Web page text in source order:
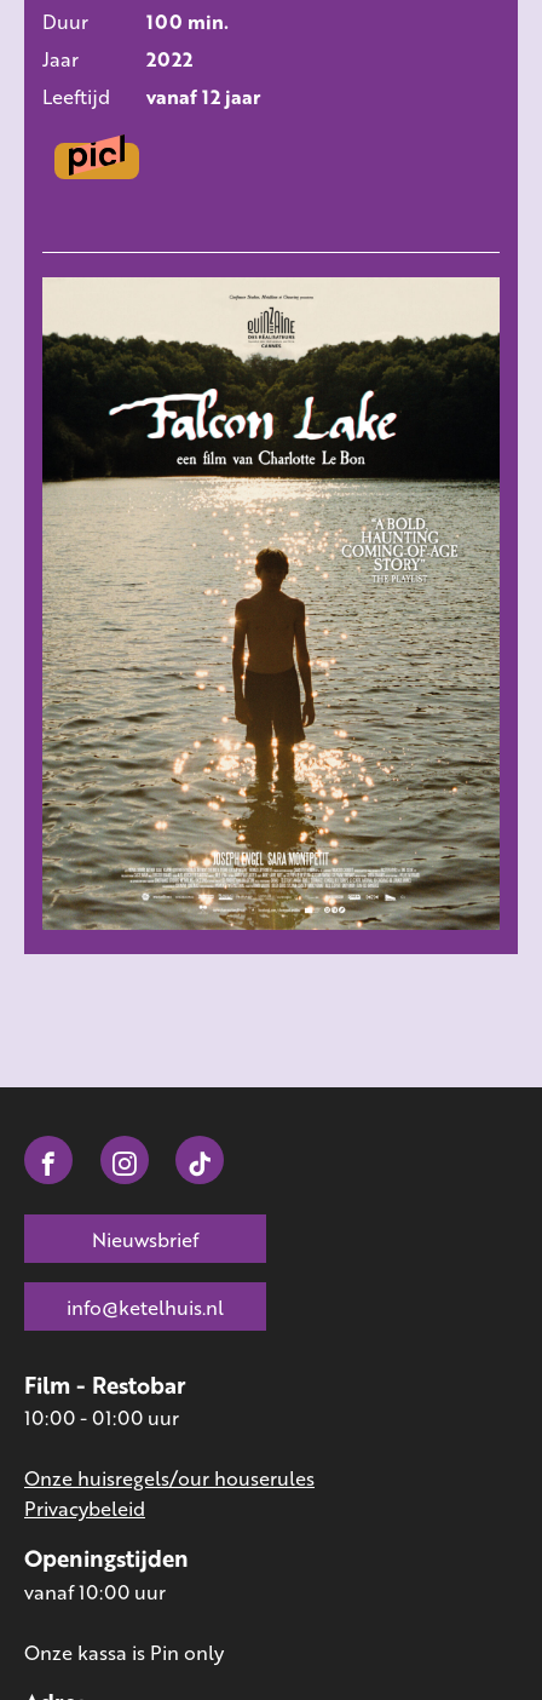
Duur
100 min.
Jaar
2022
Leeftijd
vanaf 12 jaar
Openingstijden
vanaf 10:00 uur
Onze kassa is Pin only
Film - Restobar
10:00 - 01:00 uur
Onze huisregels/our houserules
Privacybeleid
Nieuwsbrief
info@ketelhuis.nl